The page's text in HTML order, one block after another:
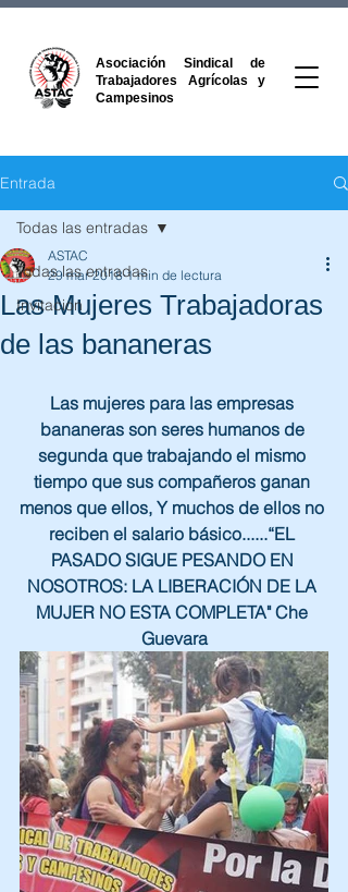
Asociación Sindical de
Trabajadores Agrícolas y
Campesinos
Entrada
Todas las entradas
Invitacion
Todas las entradas
Las Mujeres Trabajadoras
de las bananeras
ASTAC
29 mar 2018 1 min de lectura
Las mujeres para las empresas
bananeras son seres humanos de
segunda que trabajando el mismo
tiempo que sus compañeros ganan
menos que ellos, Y muchos de ellos no
reciben el salario básico......“EL
PASADO SIGUE PESANDO EN
NOSOTROS: LA LIBERACIÓN DE LA
MUJER NO ESTA COMPLETA" Che
Guevara